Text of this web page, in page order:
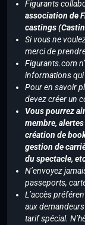
Figurants
association de
castings
Si vous ne
merci de
Figurants.com
informations qui
Pour en savoir
devez créer un
Vous pourrez
membre,
création de
gestion de
du spectacle,
N’envoyez
passeports,
L’accès
aux
tarif spécial.